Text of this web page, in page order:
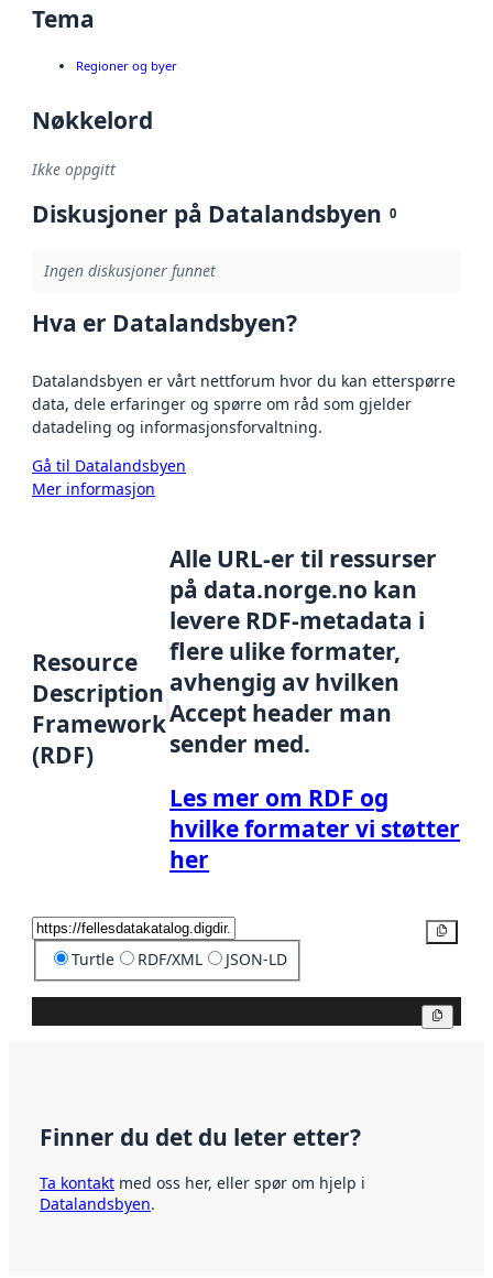
Tema
Regioner og byer
Nøkkelord
Ikke oppgitt
Diskusjoner på Datalandsbyen 0
Ingen diskusjoner funnet
Hva er Datalandsbyen?
Datalandsbyen er vårt nettforum hvor du kan etterspørre
data, dele erfaringer og spørre om råd som gjelder
datadeling og informasjonsforvaltning.
Gå til Datalandsbyen
Mer informasjon
Resource
Description
Framework
(RDF)
Alle URL-er til ressurser
på data.norge.no kan
levere RDF-metadata i
flere ulike formater,
avhengig av hvilken
Accept header man
sender med.
Les mer om RDF og
hvilke formater vi støtter
her
Turtle RDF/XML JSON-LD
Finner du det du leter etter?
Ta kontakt med oss her, eller spør om hjelp i
Datalandsbyen.